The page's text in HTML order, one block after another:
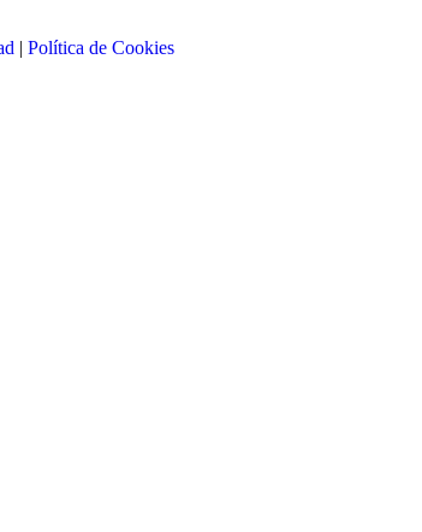
| Política de Cookies